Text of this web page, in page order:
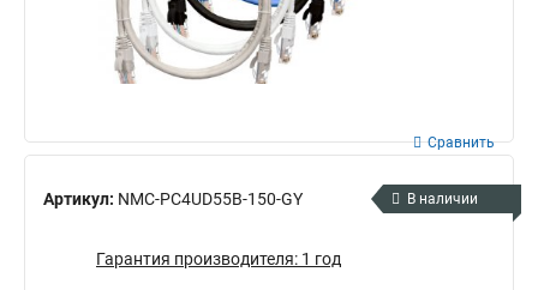
Артикул: NMC-PC4UD55B-150-GY
Сравнить
В наличии
Гарантия производителя: 1 год